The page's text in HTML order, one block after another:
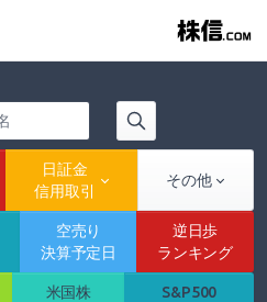
日証金
信用取引
その他
空売り
決算予定日
逆日歩
ランキング
米国株
S&P500